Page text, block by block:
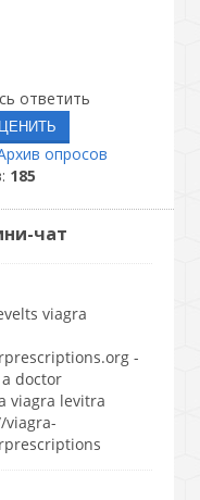
ответить
опросов
185
чат